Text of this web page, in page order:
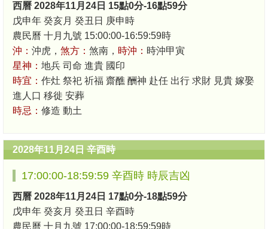
西曆 2028年11月24日 15點0分-16點59分
戊申年 癸亥月 癸丑日 庚申時
農民曆 十月九號 15:00:00-16:59:59時
沖： 沖虎， 煞方： 煞南， 時沖： 時沖甲寅
星神： 地兵 司命 進貴 國印
時宜： 作灶 祭祀 祈福 齋醮 酬神 赴任 出行 求財 見貴 嫁娶
進人口 移徙 安葬
時忌： 修造 動土
2028年11月24日 辛酉時
17:00:00-18:59:59 辛酉時 時辰吉凶
西曆 2028年11月24日 17點0分-18點59分
戊申年 癸亥月 癸丑日 辛酉時
農民曆 十月九號 17:00:00-18:59:59時